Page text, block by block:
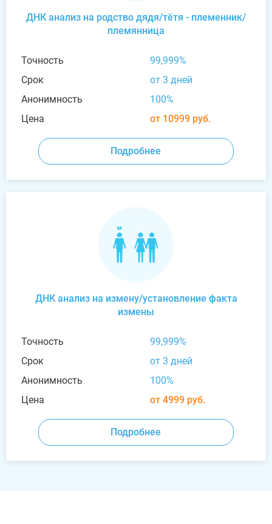
ДНК анализ на родство дядя/тётя - племенник/
племянница
Точность
99,999%
Срок
от 3 дней
Анонимность
100%
Цена
от 10999 руб.
Подробнее
ДНК анализ на измену/установление факта
измены
Точность
99,999%
Срок
от 3 дней
Анонимность
100%
Цена
от 4999 руб.
Подробнее